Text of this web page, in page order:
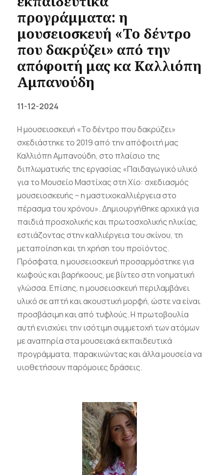
προγράμματα: η
μουσειοσκευή «Το δέντρο
που δακρύζει» από την
απόφοιτή μας κα Καλλιόπη
Αμπανούδη
11-12-2024
Η μουσειοσκευή «Το δέντρο που δακρύζει»
σχεδιάστηκε το 2019 από την απόφοιτή μας
Καλλιόπη Αμπανούδη, στο πλαίσιο της
διπλωματικής της εργασίας «Παιδαγωγικό υλικό
για το Μουσείο Μαστίχας στη Χίο: σχεδιασμός
μουσειοσκευής – η μαστιχοκαλλιέργεια στο
πέρασμα του χρόνου». Δημιουργήθηκε αρχικά για
παιδιά προσχολικής και πρωτοσχολικής ηλικίας,
εστιάζοντας στην καλλιέργεια του σκίνου, τη
μεταποίηση και τη χρήση του προϊόντος.
Πρόσφατα, η μουσειοσκευή προσαρμόστηκε για
κωφούς και βαρήκοους, με βίντεο στη νοηματική
γλώσσα. Επίσης, η μουσειοσκευή περιλαμβάνει
υλικό σε απτή και ακουστική μορφή, ώστε να είναι
προσβάσιμη και από τυφλούς. Η πρωτοβουλία
αυτή ενισχύει την ισότιμη συμμετοχή των ατόμων
με αναπηρία στα μουσειακά εκπαιδευτικά
προγράμματα, παρακινώντας και άλλα μουσεία να
υιοθετήσουν παρόμοιες δράσεις.